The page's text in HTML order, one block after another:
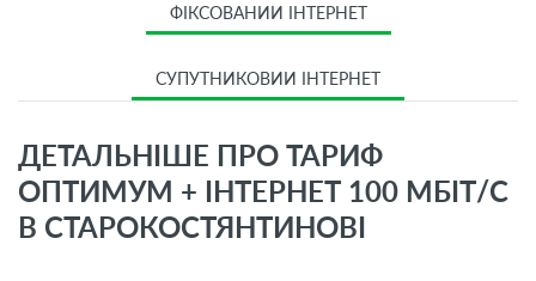
ФІКСОВАНИЙ ІНТЕРНЕТ
СУПУТНИКОВИЙ ІНТЕРНЕТ
ДЕТАЛЬНІШЕ ПРО ТАРИФ
ОПТИМУМ + ІНТЕРНЕТ 100 МБІТ/С
В СТАРОКОСТЯНТИНОВІ